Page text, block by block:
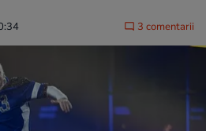
3 comentarii